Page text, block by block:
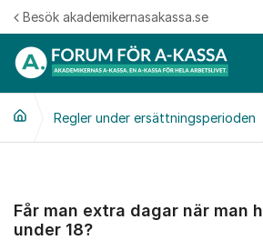
Hoppa till innehåll
Besök akademikernasakassa.se
Följ oss
Regler under ersättningsperioden
Får man extra dagar när man
under 18?